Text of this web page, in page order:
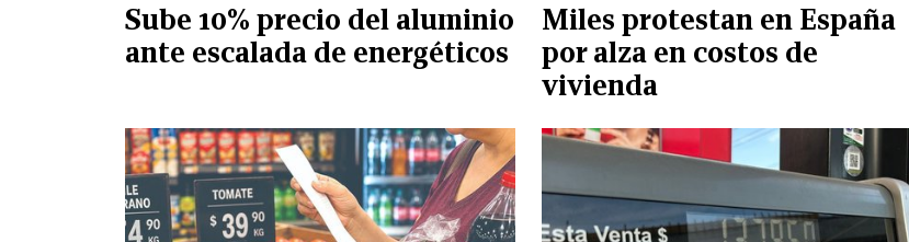
Sube 10% precio del aluminio
ante escalada de energéticos
Miles protestan en España
por alza en costos de
vivienda